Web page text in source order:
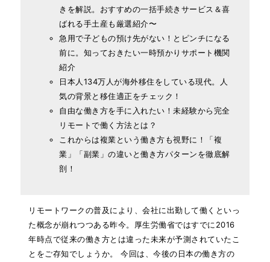
きを解説。おすすめの一括手続きサービス＆喜
ばれる手土産も厳選紹介〜
急用で子どもの預け先がない！とピンチになる
前に。知っておきたい一時預かりサポート機関
紹介
日本人134万人が海外移住をしている現代。人
気の背景と移住適正をチェック！
自由な働き方を手に入れたい！未経験から完全
リモートで働く方法とは？
これからは複業という働き方も視野に！「複
業」「副業」の違いと働き方パターンを徹底解
剖！
リモートワークの普及により、会社に出勤して働くといっ
た概念が崩れつつある昨今。厚生労働省ではすでに2016
年時点で従来の働き方とは違った未来が予測されていたこ
とをご存知でしょうか。 今回は、今後の日本の働き方の